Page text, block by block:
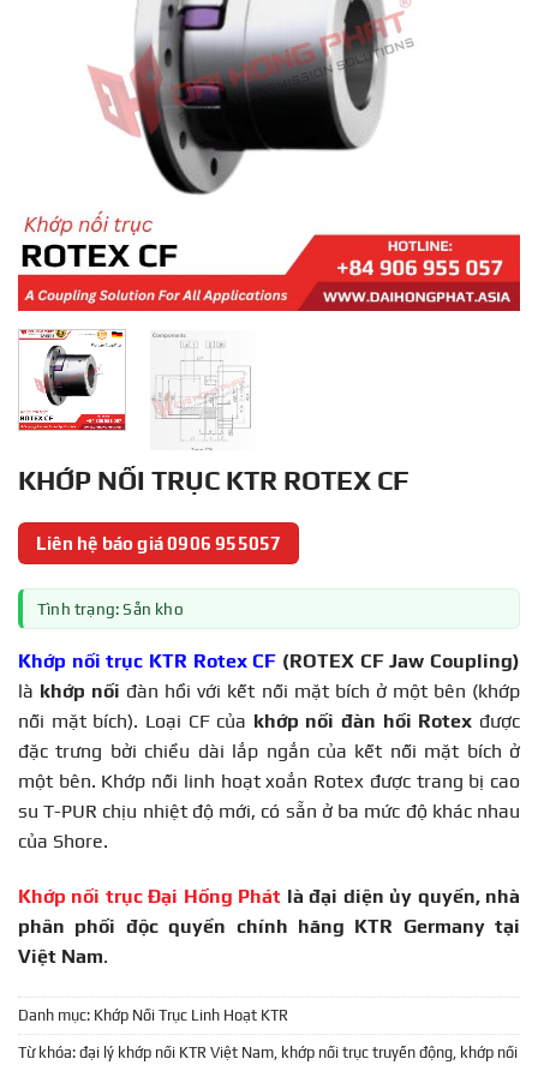
KHỚP NỐI TRỤC KTR ROTEX CF
Liên hệ báo giá 0906 955057
Tình trạng: Sẵn kho
Khớp nối trục KTR Rotex CF (ROTEX CF Jaw Coupling)
là khớp nối đàn hồi với kết nối mặt bích ở một bên (khớp
nối mặt bích). Loại CF của khớp nối đàn hồi Rotex được
đặc trưng bởi chiều dài lắp ngắn của kết nối mặt bích ở
một bên. Khớp nối linh hoạt xoắn Rotex được trang bị cao
su T-PUR chịu nhiệt độ mới, có sẵn ở ba mức độ khác nhau
của Shore.
Khớp nối trục Đại Hồng Phát là đại diện ủy quyền, nhà
phân phối độc quyền chính hãng KTR Germany tại
Việt Nam.
Danh mục: Khớp Nối Trục Linh Hoạt KTR
Từ khóa: đại lý khớp nối KTR Việt Nam khớp nối trục truyền động khớp nối